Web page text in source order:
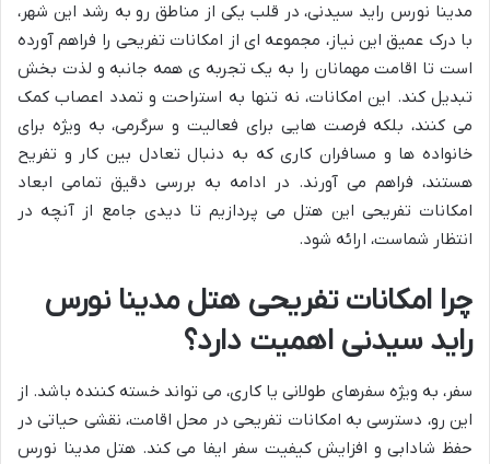
مدینا نورس راید سیدنی، در قلب یکی از مناطق رو به رشد این شهر،
با درک عمیق این نیاز، مجموعه ای از امکانات تفریحی را فراهم آورده
است تا اقامت مهمانان را به یک تجربه ی همه جانبه و لذت بخش
تبدیل کند. این امکانات، نه تنها به استراحت و تمدد اعصاب کمک
می کنند، بلکه فرصت هایی برای فعالیت و سرگرمی، به ویژه برای
خانواده ها و مسافران کاری که به دنبال تعادل بین کار و تفریح
هستند، فراهم می آورند. در ادامه به بررسی دقیق تمامی ابعاد
امکانات تفریحی این هتل می پردازیم تا دیدی جامع از آنچه در
انتظار شماست، ارائه شود.
چرا امکانات تفریحی هتل مدینا نورس
راید سیدنی اهمیت دارد؟
سفر، به ویژه سفرهای طولانی یا کاری، می تواند خسته کننده باشد. از
این رو، دسترسی به امکانات تفریحی در محل اقامت، نقشی حیاتی در
حفظ شادابی و افزایش کیفیت سفر ایفا می کند. هتل مدینا نورس